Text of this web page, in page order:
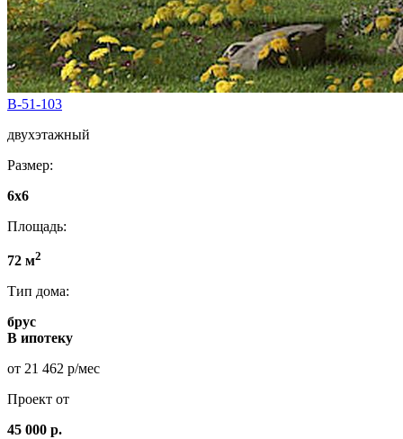
B-51-103
двухэтажный
Размер:
6х6
Площадь:
72 м2
Тип дома:
брус
В ипотеку
от 21 462 р/мес
Проект от
45 000 р.